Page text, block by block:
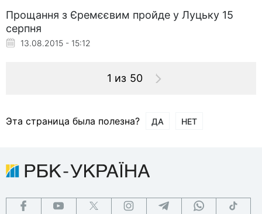
Прощання з Єремєєвим пройде у Луцьку 15
серпня
13.08.2015 - 15:12
1 из 50
Эта страница была полезна? ДА НЕТ